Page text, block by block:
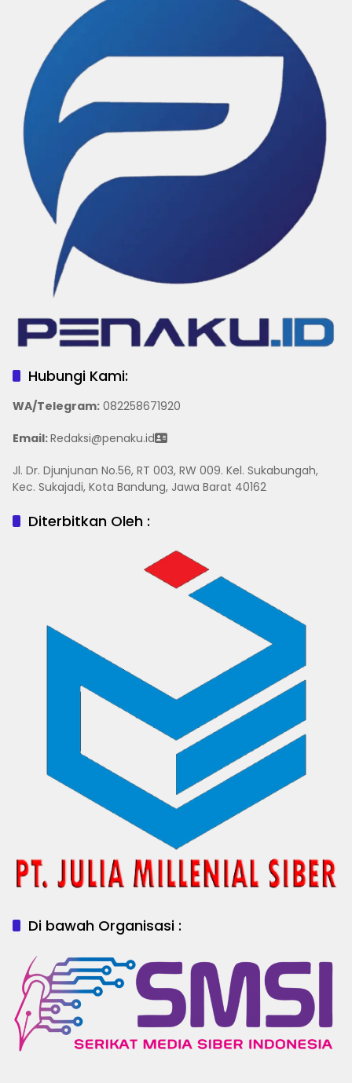
Hubungi Kami:
WA/Telegram: 082258671920
Email:Redaksi@penaku.id
Jl. Dr. Djunjunan No.56, RT 003, RW 009. Kel. Sukabungah,
Kec. Sukajadi, Kota Bandung, Jawa Barat 40162
Diterbitkan Oleh :
Di bawah Organisasi :